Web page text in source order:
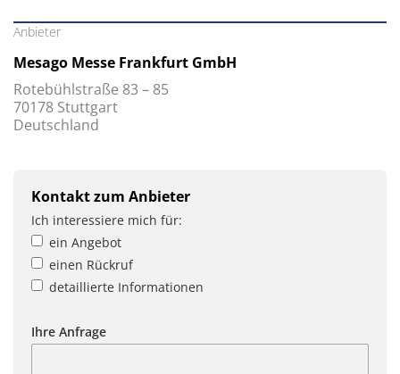
Anbieter
Mesago Messe Frankfurt GmbH
Rotebühlstraße 83 – 85
70178 Stuttgart
Deutschland
Kontakt zum Anbieter
Ich interessiere mich für:
ein Angebot
einen Rückruf
detaillierte Informationen
Ihre Anfrage